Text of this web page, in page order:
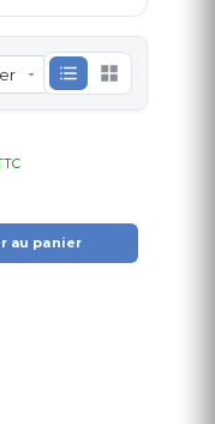
au panier